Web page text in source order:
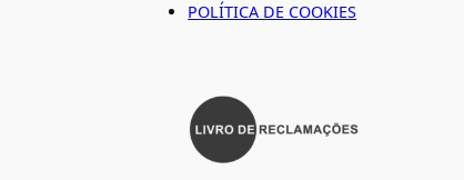
POLÍTICA DE COOKIES